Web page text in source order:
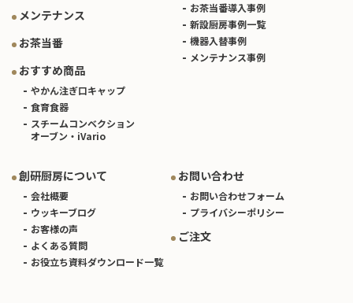
メンテナンス
お茶当番
おすすめ商品
やかん注ぎ口キャップ
食育食器
スチームコンベクション
オーブン・iVario
お茶当番導入事例
新設厨房事例一覧
機器入替事例
メンテナンス事例
創研厨房について
会社概要
ウッキーブログ
お客様の声
よくある質問
お役立ち資料ダウンロード一覧
お問い合わせ
お問い合わせフォーム
プライバシーポリシー
ご注文